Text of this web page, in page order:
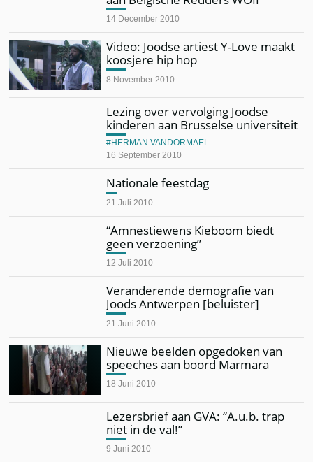
14 December 2010
Video: Joodse artiest Y-Love maakt
koosjere hip hop
8 November 2010
Lezing over vervolging Joodse
kinderen aan Brusselse universiteit
16 September 2010
HERMAN VANDORMAEL
Nationale feestdag
21 Juli 2010
“Amnestiewens Kieboom biedt
geen verzoening”
12 Juli 2010
Veranderende demografie van
Joods Antwerpen [beluister]
21 Juni 2010
Nieuwe beelden opgedoken van
speeches aan boord Marmara
18 Juni 2010
Lezersbrief aan GVA: “A.u.b. trap
niet in de val!”
9 Juni 2010